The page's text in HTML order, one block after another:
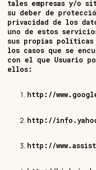
tales empresas y/o
su deber de
privacidad de los
uno de estos
sus propias políticas
los casos que se
con el que Usuario
ellos:
http://
http://
http://